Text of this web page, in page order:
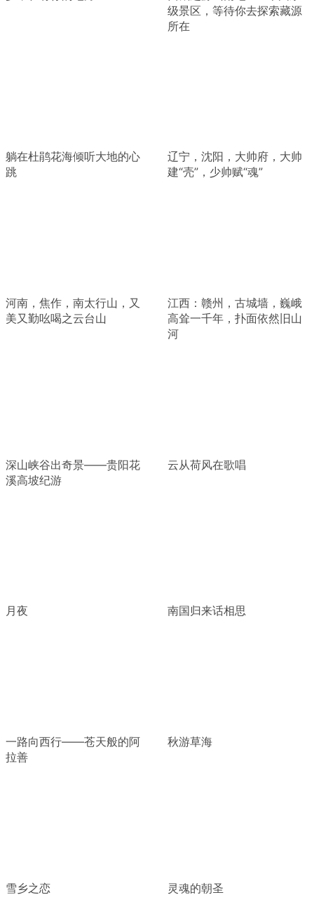
级景区，等待你去探索藏源
所在
躺在杜鹃花海倾听大地的心
跳
辽宁，沈阳，大帅府，大帅
建“壳”，少帅赋“魂”
河南，焦作，南太行山，又
美又勤吆喝之云台山
江西：赣州，古城墙，巍峨
高耸一千年，扑面依然旧山
河
深山峡谷出奇景——贵阳花
溪高坡纪游
云从荷风在歌唱
月夜 南国归来话相思
一路向西行——苍天般的阿
拉善
秋游草海
雪乡之恋 灵魂的朝圣